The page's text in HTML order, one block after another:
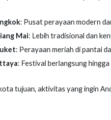
: Pusat perayaan modern
Mai: Lebih tradisional dan
: Perayaan meriah di pantai
: Festival berlangsung hingga
tujuan, aktivitas yang ingin